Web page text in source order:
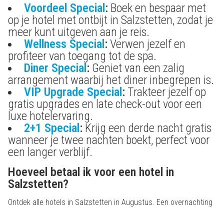
Voordeel Special: Boek en bespaar met
op je hotel met ontbijt in Salzstetten, zodat je
meer kunt uitgeven aan je reis.
Wellness Special: Verwen jezelf en
profiteer van toegang tot de spa.
Diner Special: Geniet van een zalig
arrangement waarbij het diner inbegrepen is.
VIP Upgrade Special: Trakteer jezelf op
gratis upgrades en late check-out voor een
luxe hotelervaring.
2+1 Special: Krijg een derde nacht gratis
wanneer je twee nachten boekt, perfect voor
een langer verblijf.
Hoeveel betaal ik voor een hotel in
Salzstetten?
Ontdek alle hotels in Salzstetten in Augustus. Een overnachting